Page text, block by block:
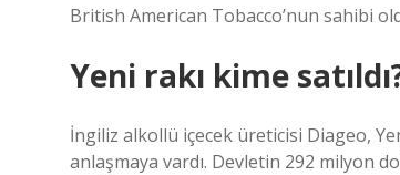
British American Tobacco’nun sahibi
Yeni rakı kime
İngiliz alkollü içecek üreticisi Diageo,
anlaşmaya vardı. Devletin 292 milyon